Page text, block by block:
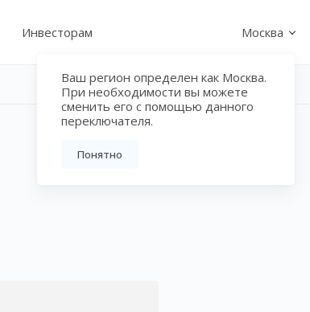
Инвесторам Москва
Ваш регион определен как Москва.
При необходимости вы можете
сменить его с помощью данного
переключателя.
Понятно